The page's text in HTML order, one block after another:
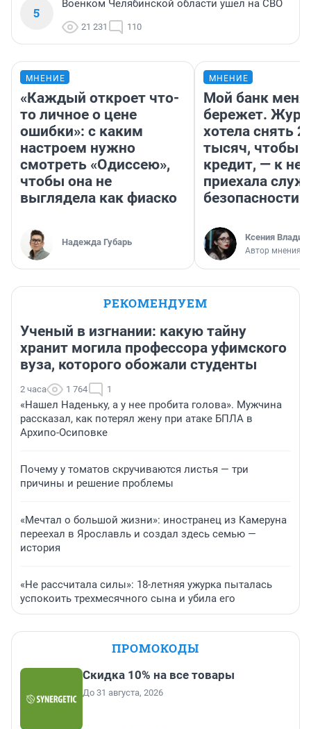
5
Военком Челябинской области ушел на СВО
21 231 110
МНЕНИЕ
«Каждый откроет что-
то личное о цене
ошибки»: с каким
настроем нужно
смотреть «Одиссею»,
чтобы она не
выглядела как фиаско
Надежда Губарь
МНЕНИЕ
Мой банк меня
бережет.
хотела снять
тысяч, чтобы
кредит, — к
приехала
безопасности
Ксения
Автор мнения
РЕКОМЕНДУЕМ
Ученый в изгнании: какую тайну
хранит могила профессора уфимского
вуза, которого обожали студенты
2 часа 1 764 1
«Нашел Наденьку, а у нее пробита голова». Мужчина
рассказал, как потерял жену при атаке БПЛА в
Архипо-Осиповке
Почему у томатов скручиваются листья — три
причины и решение проблемы
«Мечтал о большой жизни»: иностранец из Камеруна
переехал в Ярославль и создал здесь семью —
история
«Не рассчитала силы»: 18-летняя ужурка пыталась
успокоить трехмесячного сына и убила его
ПРОМОКОДЫ
Скидка 10% на все товары
До 31 августа, 2026